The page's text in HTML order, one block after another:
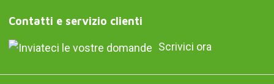
Contatti e servizio clienti
Scrivici ora